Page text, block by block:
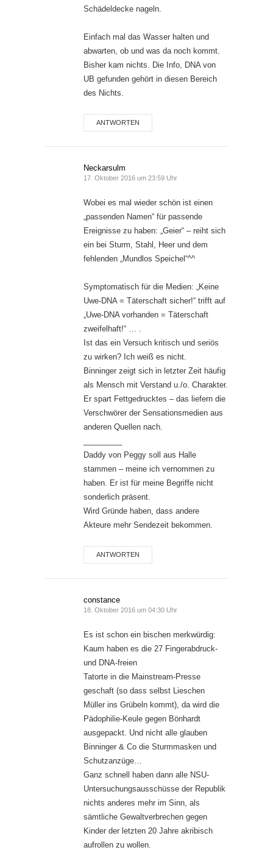
Schädeldecke nageln.
Einfach mal das Wasser halten und
abwarten, ob und was da noch kommt.
Bisher kam nichts. Die Info, DNA von
UB gefunden gehört in diesen Bereich
des Nichts.
ANTWORTEN
Neckarsulm
17. Oktober 2016 um 23:59 Uhr
Wobei es mal wieder schön ist einen
„passenden Namen“ für passende
Ereignisse zu haben: „Geier“ – reiht sich
ein bei Sturm, Stahl, Heer und dem
fehlenden „Mundlos Speichel“^^
Symptomatisch für die Medien: „Keine
Uwe-DNA = Täterschaft sicher!“ trifft auf
„Uwe-DNA vorhanden = Täterschaft
zweifelhaft!“ … .
Ist das ein Versuch kritisch und seriös
zu wirken? Ich weiß es nicht.
Binninger zeigt sich in letzter Zeit häufig
als Mensch mit Verstand u./o. Charakter.
Er spart Fettgedrucktes – das liefern die
Verschwörer der Sensationsmedien aus
anderen Quellen nach.
Daddy von Peggy soll aus Halle
stammen – meine ich vernommen zu
haben. Er ist für meine Begriffe nicht
sonderlich präsent.
Wird Gründe haben, dass andere
Akteure mehr Sendezeit bekommen.
ANTWORTEN
constance
18. Oktober 2016 um 04:30 Uhr
Es ist schon ein bischen merkwürdig:
Kaum haben es die 27 Fingerabdruck-
und DNA-freien
Tatorte in die Mainstream-Presse
geschaft (so dass selbst Lieschen
Müller ins Grübeln kommt), da wird die
Pädophilie-Keule gegen Bönhardt
ausgepackt. Und nicht alle glauben
Binninger & Co die Sturmmasken und
Schutzanzüge…
Ganz schnell haben dann alle NSU-
Untersuchungsausschüsse der Republik
nichts anderes mehr im Sinn, als
sämtliche Gewaltverbrechen gegen
Kinder der letzten 20 Jahre akribisch
aufrollen zu wollen.